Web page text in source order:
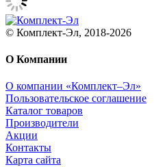
© Комплект-Эл, 2018-2026
О Компании
О компании «Комплект–Эл»
Пользовательское соглашение
Каталог товаров
Производители
Акции
Контакты
Карта сайта